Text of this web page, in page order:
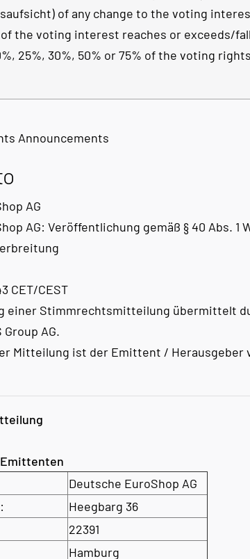
of any change to the voting
the voting interest reaches or exceeds/
25%, 30%, 50% or 75% of the voting
Announcements
AG
AG: Veröffentlichung gemäß § 40 Abs. 1
CET/CEST
einer Stimmrechtsmitteilung übermittelt
AG.
Mitteilung ist der Emittent / Herausgeber
Emittenten
Deutsche EuroShop AG
Heegbarg 36
22391
Hamburg